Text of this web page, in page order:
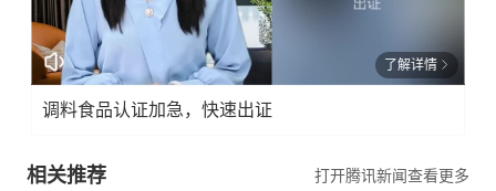
了解详情
调料食品认证加急，快速出证
相关推荐 打开腾讯新闻查看更多